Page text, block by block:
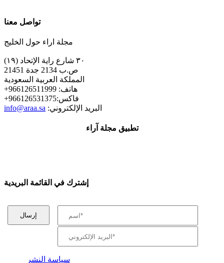
تواصل معنا
مجلة اراء حول الخليج
٣٠ شارع راية الإتحاد (١٩)
ص.ب 2134 جدة 21451
المملكة العربية السعودية
+هاتف: 966126511999
+فاكس:966126531375
info@araa.sa :البريد الإلكتروني
تطبيق مجلة آراء
إشترك في القائمة البريدية
سياسة النشر